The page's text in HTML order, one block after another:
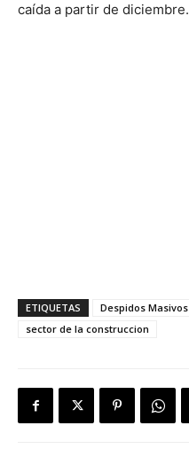
caída a partir de diciembre.
ETIQUETAS Despidos Masivos
sector de la construccion